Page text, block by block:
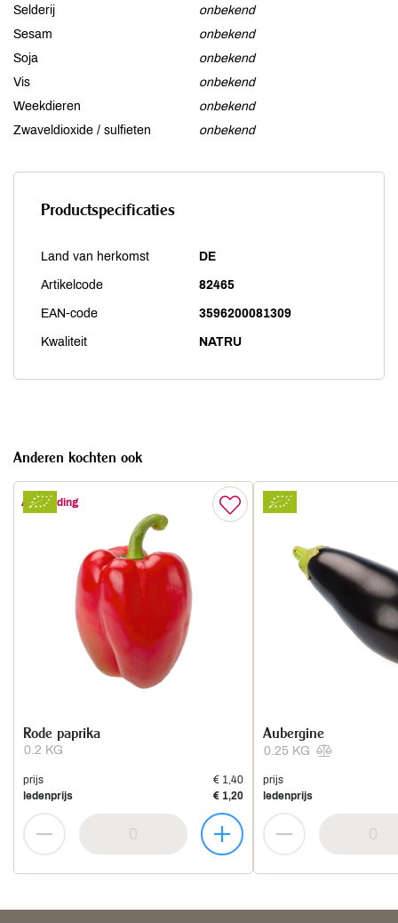
Selderij
onbekend
Sesam
onbekend
Soja
onbekend
Vis
onbekend
Weekdieren
onbekend
Zwaveldioxide / sulfieten
onbekend
Productspecificaties
Land van herkomst DE
Artikelcode 82465
EAN-code 3596200081309
Kwaliteit NATRU
Anderen kochten ook
Aanbieding
0.2 KG
Rode paprika
prijs
€ 1,40
ledenprijs
€ 1,20
0.25 KG
Aubergine
prijs
ledenprijs